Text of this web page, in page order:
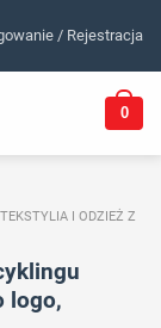
/ Rejestracja
0
TEKSTYLIA I ODZIEŻ Z
logo,